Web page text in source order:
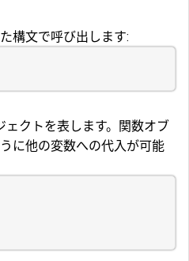
構文で呼び出します:
ェクトを表します。関数オブ
に他の変数への代入が可能